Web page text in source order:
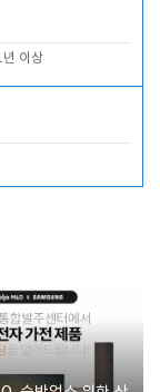
년 이상